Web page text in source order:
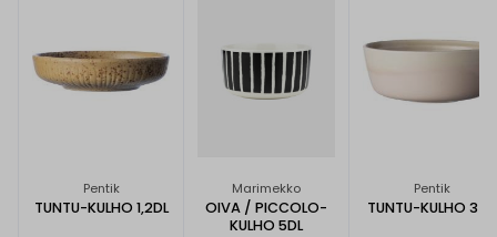
Pentik
TUNTU-KULHO 1,2DL
Marimekko
OIVA / PICCOLO-
KULHO 5DL
Pentik
TUNTU-KULHO 3 DL